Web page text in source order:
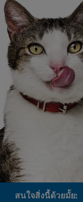
สนใจสิ่งนี้ด้วยมั้ย: